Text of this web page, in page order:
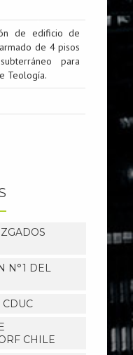
de edificio de
de 4 pisos
para
Teología.
N°1 DEL
CHILE